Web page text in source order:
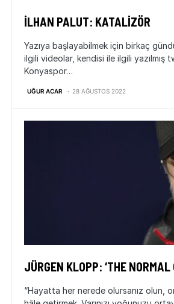
İLHAN PALUT: KATALIZÖR
Yazıya başlayabilmek için birkaç
ilgili videolar, kendisi ile ilgili yazılmış
Konyaspor…
UĞUR ACAR 28 AĞUSTOS 2022
JÜRGEN KLOPP: ‘THE NORMAL
“Hayatta her nerede olursanız olun,